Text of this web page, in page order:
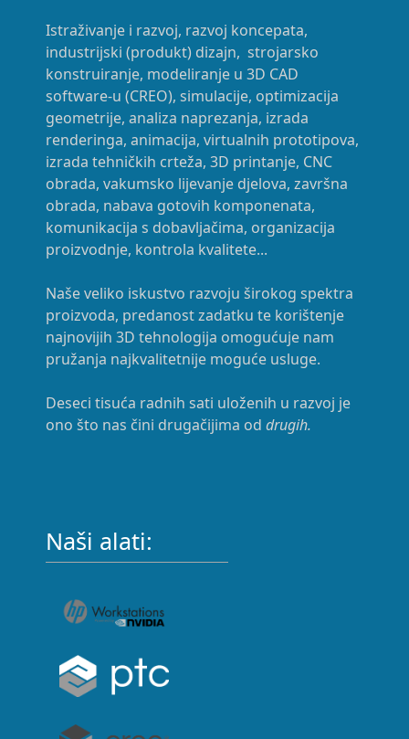
Istraživanje i razvoj, razvoj koncepata,
industrijski (produkt) dizajn, strojarsko
konstruiranje, modeliranje u 3D CAD
software-u (CREO), simulacije, optimizacija
geometrije, analiza naprezanja, izrada
renderinga, animacija, virtualnih prototipova,
izrada tehničkih crteža, 3D printanje, CNC
obrada, vakumsko lijevanje djelova, završna
obrada, nabava gotovih komponenata,
komunikacija s dobavljačima, organizacija
proizvodnje, kontrola kvalitete...
Naše veliko iskustvo razvoju širokog spektra
proizvoda, predanost zadatku te korištenje
najnovijih 3D tehnologija omogućuje nam
pružanja najkvalitetnije moguće usluge.
Deseci tisuća radnih sati uloženih u razvoj je
ono što nas čini drugačijima od drugih.
Naši alati: